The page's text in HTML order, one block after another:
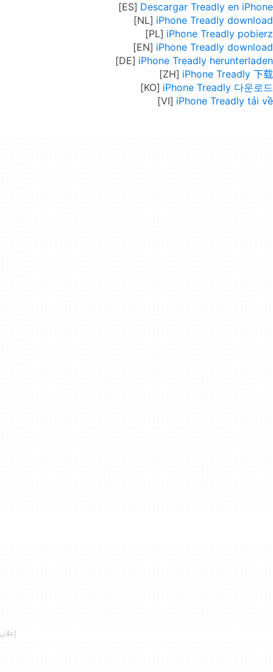
Descargar Treadly en iPhone
iPhone Treadly download
iPhone Treadly pobierz
iPhone Treadly download
iPhone Treadly herunterladen
iPhone Treadly 下载
iPhone Treadly 다운로드
iPhone Treadly tải về